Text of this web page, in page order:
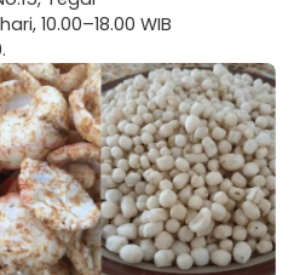
10.00–18.00 WIB